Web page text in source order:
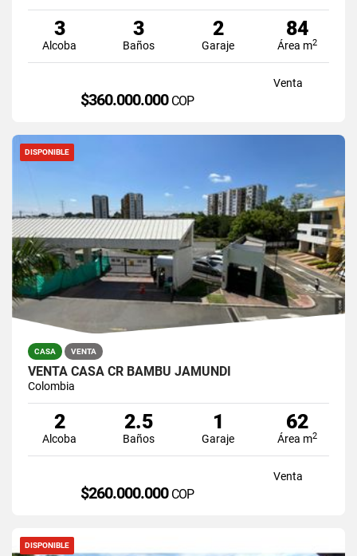
3
Alcoba
3
Baños
2
Garaje
84
Área m2
Venta
$360.000.000 COP
DISPONIBLE
CASA VENTA
VENTA CASA CR BAMBU JAMUNDI
Colombia
2
Alcoba
2.5
Baños
1
Garaje
62
Área m2
Venta
$260.000.000 COP
DISPONIBLE